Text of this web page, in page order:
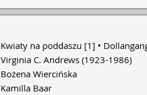
Kwiaty na poddaszu [1]
Virginia C. Andrews (1923-1986)
Bożena Wiercińska
Kamilla Baar